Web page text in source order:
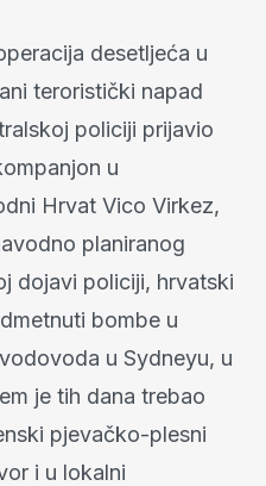
desetljeća u
teroristički napad
policiji prijavio
u
Hrvat Vico Virkez,
planiranog
dojavi policiji, hrvatski
bombe u
u Sydneyu, u
je tih dana trebao
pjevačko-plesni
i u lokalni